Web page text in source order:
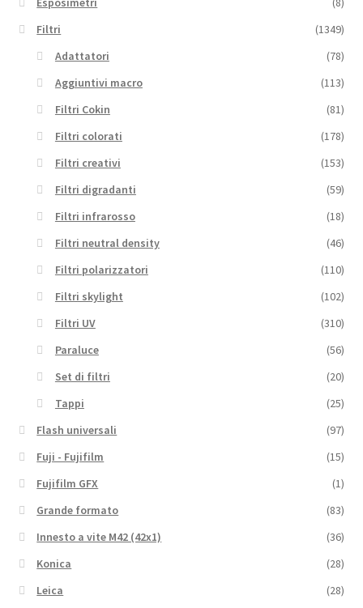
Filtri
(1349)
Adattatori
(78)
Aggiuntivi macro
(113)
Filtri Cokin
(81)
Filtri colorati
(178)
Filtri creativi
(153)
Filtri digradanti
(59)
Filtri infrarosso
(18)
Filtri neutral density
(46)
Filtri polarizzatori
(110)
Filtri skylight
(102)
Filtri UV
(310)
Paraluce
(56)
Set di filtri
(20)
Tappi
(25)
Flash universali
(97)
Fuji - Fujifilm
(15)
Fujifilm GFX
(1)
Grande formato
(83)
Innesto a vite M42 (42x1)
(36)
Konica
(28)
Leica
(28)